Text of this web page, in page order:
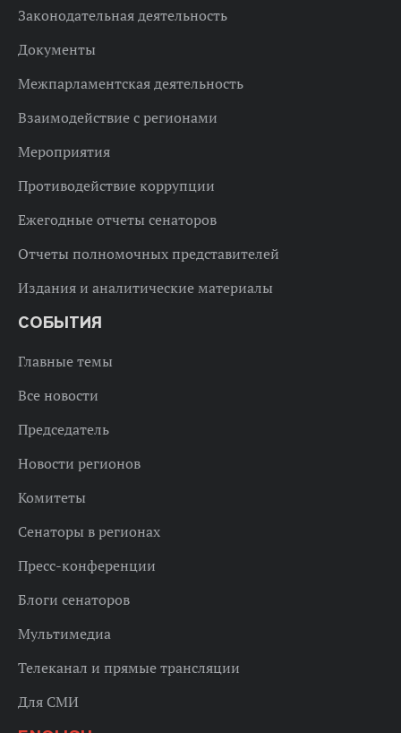
Законодательная деятельность
Документы
Межпарламентская деятельность
Взаимодействие с регионами
Мероприятия
Противодействие коррупции
Ежегодные отчеты сенаторов
Отчеты полномочных представителей
Издания и аналитические материалы
СОБЫТИЯ
Главные темы
Все новости
Председатель
Новости регионов
Комитеты
Сенаторы в регионах
Пресс-конференции
Блоги сенаторов
Мультимедиа
Телеканал и прямые трансляции
Для СМИ